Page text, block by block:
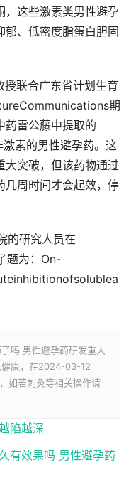
，这些激素类男性避孕
郁、低密度脂蛋白胆固
联合广东省计划生育
期
药雷公藤中提取的
素的男性避孕药。这
大突破，但该药物通过
几周时间才会起效，停
的研究人员在
题为：On-
吗 男性避孕药研发重大
健康，在2024-03-12
如若刺灸等相关操作请
陷越深
有效果吗 男性避孕药